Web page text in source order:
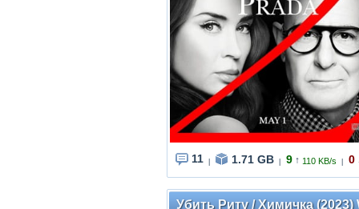
11 1.71 GB 9 ↑ 110 KB/s 0
Убить Риту / Химичка (2023)